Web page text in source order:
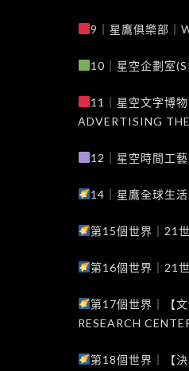
9｜星鷹俱樂部｜
10｜星空企劃室
11｜星空文字博
ADVERTISING
12｜星空時間工
14｜星鷹全球生
第15個世界｜21
第16個世界｜21
第17個世界｜【
RESEARCH
第18個世界｜【